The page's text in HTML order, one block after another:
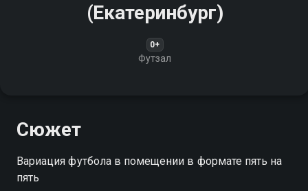
(Екатеринбург)
0+
Футзал
Сюжет
Вариация футбола в помещении в формате пять на
пять